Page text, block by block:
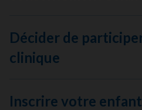
Décider de
clinique
Inscrire votre enfant